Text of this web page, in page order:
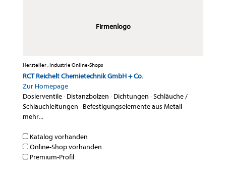
Firmenlogo
Hersteller , Industrie Online-Shops
RCT Reichelt Chemietechnik GmbH + Co.
Zur Homepage
Dosierventile· Distanzbolzen · Dichtungen ·Schläuche /
Schlauchleitungen · Befestigungselemente aus Metall·
mehr...
Katalog vorhanden
Online-Shop vorhanden
Premium-Profil